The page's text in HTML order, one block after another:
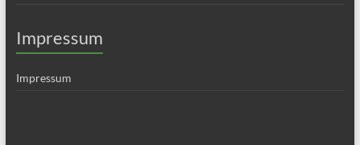
Impressum
Impressum